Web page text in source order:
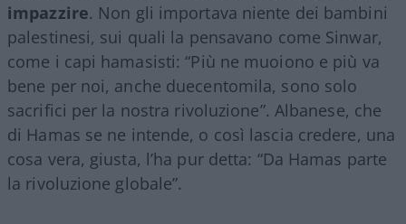
impazzire. Non gli importava niente dei bambini
palestinesi, sui quali la pensavano come Sinwar,
come i capi hamasisti: “Più ne muoiono e più va
bene per noi, anche duecentomila, sono solo
sacrifici per la nostra rivoluzione”. Albanese, che
di Hamas se ne intende, o così lascia credere, una
cosa vera, giusta, l’ha pur detta: “Da Hamas parte
la rivoluzione globale”.